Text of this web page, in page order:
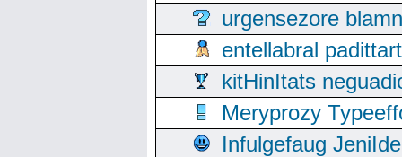
urgensezore
entellabral
kitHinItats
Meryprozy
Infulgefaug